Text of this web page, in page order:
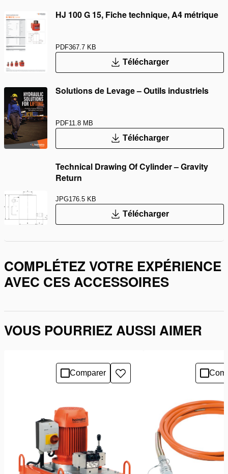
HJ 100 G 15, Fiche technique, A4 métrique
PDF367.7 KB
Télécharger
Solutions de Levage – Outils industriels
PDF11.8 MB
Télécharger
Technical Drawing Of Cylinder – Gravity
Return
JPG176.5 KB
Télécharger
COMPLÉTEZ VOTRE EXPÉRIENCE
AVEC CES ACCESSOIRES
VOUS POURRIEZ AUSSI AIMER
Comparer
Ajouter
à